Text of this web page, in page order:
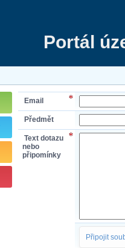
Portál
Email
Předmět
Text dotazu
nebo
připomínky
Připojit